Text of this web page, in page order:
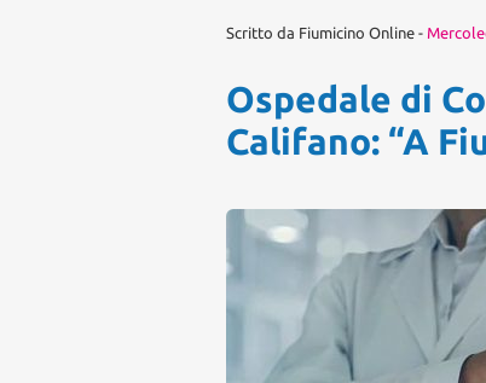
Scritto da Fiumicino Online -
Ospedale di
Califano: “A